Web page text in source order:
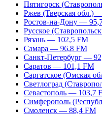
Пятигорск
Ржев (Тверская обл.)
Ростов-на-Дону —
Русское
Рязань — 102,5 FM
Самара — 96,8 FM
Санкт-Петербург —
Саратов — 101,1 FM
Саргатское (Омская
Светлоград
Севастополь — 103,7
Симферополь
Смоленск — 88,4 FM